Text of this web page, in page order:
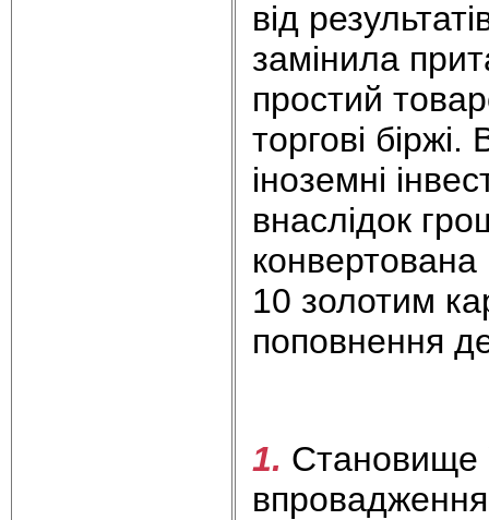
від
замінила
простий
торгові
іноземні
внаслідок
10 золотим
поповнення
1. Становище